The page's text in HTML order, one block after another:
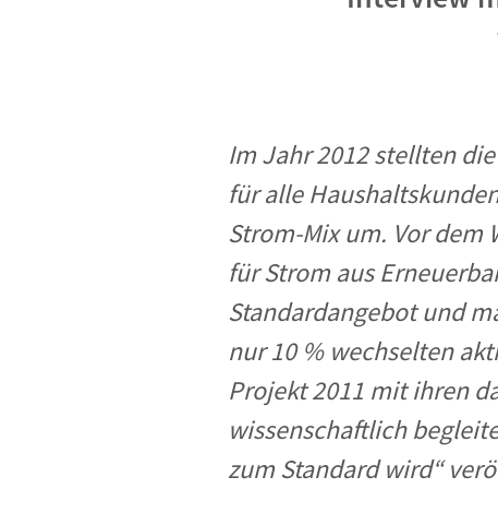
Im Jahr 2012 stellten
für alle
Strom-Mix um. Vor dem
für Strom aus
Standardangebot und
nur 10 % wechselten
Projekt 2011 mit ihren
wissenschaftlich
zum Standard wird“